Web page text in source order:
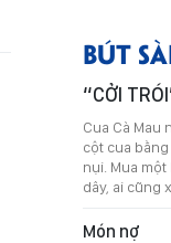
BÚT
“CỞI
Cua Cà
cột cua
nụi. Mua
dây, ai cũng
Món nợ